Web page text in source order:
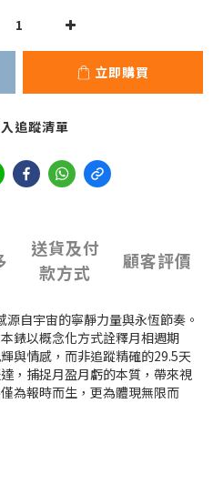
立即購買
追蹤清單
送貨及付
款方式
顧客評價
自宇宙的寧靜力量與永恆節奏。
錶以概念化方式詮釋月相週期
與情感，而非追蹤精確的29.5天
，捕捉月盈月虧的本質，帶來視
為報時而生，更為體現無限而